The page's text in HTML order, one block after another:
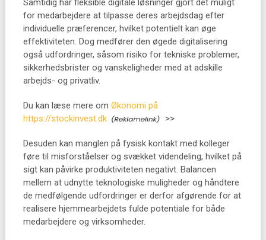
Samtidig har fleksible digitale løsninger gjort det muligt
for medarbejdere at tilpasse deres arbejdsdag efter
individuelle præferencer, hvilket potentielt kan øge
effektiviteten. Dog medfører den øgede digitalisering
også udfordringer, såsom risiko for tekniske problemer,
sikkerhedsbrister og vanskeligheder med at adskille
arbejds- og privatliv.
Du kan læse mere om Økonomi på
https://stockinvest.dk
>>
Desuden kan manglen på fysisk kontakt med kolleger
føre til misforståelser og svækket videndeling, hvilket på
sigt kan påvirke produktiviteten negativt. Balancen
mellem at udnytte teknologiske muligheder og håndtere
de medfølgende udfordringer er derfor afgørende for at
realisere hjemmearbejdets fulde potentiale for både
medarbejdere og virksomheder.